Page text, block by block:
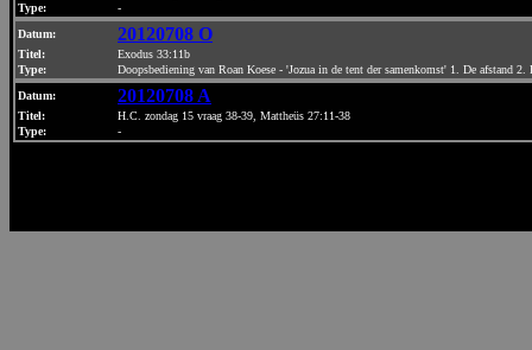
Type:
-
Datum: 20120708 O
Titel:
Exodus 33:11b
Type:
Doopsbediening van Roan Koese - 'Jozua in de tent der samenkomst' 1. De afstand 2.
Datum: 20120708 A
Titel:
H.C. zondag 15 vraag 38-39, Mattheüs 27:11-38
Type:
-